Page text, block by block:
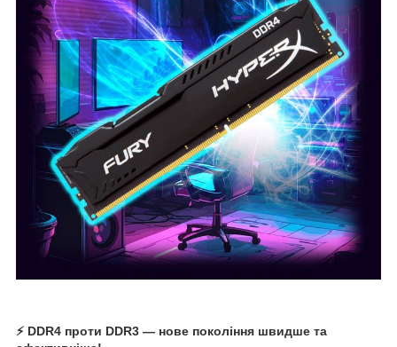
⚡ DDR4 проти DDR3 — нове покоління швидше та